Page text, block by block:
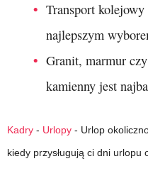
Transport
najlepszym
Granit, marmur
kamienny jest
Kadry - Urlopy - Urlop
kiedy przysługują ci dni urlopu